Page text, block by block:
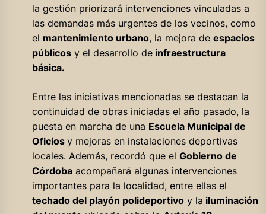
la gestión priorizará intervenciones vinculadas a
las demandas más urgentes de los vecinos, como
el mantenimiento urbano, la mejora de espacios
públicosy el desarrollo deinfraestructura
básica.
Entre las iniciativas mencionadas se destacan la
continuidad de obras iniciadas el año pasado, la
puesta en marcha de una Escuela Municipal de
Oficios y mejoras en instalaciones deportivas
locales. Además, recordó que el Gobierno de
Córdobaacompañará algunas intervenciones
importantes para la localidad, entre ellas el
techado del playón polideportivoy la iluminación